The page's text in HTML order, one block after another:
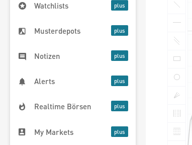
Watchlists
Musterdepots
Notizen
Alerts
Realtime Börsen
My Markets